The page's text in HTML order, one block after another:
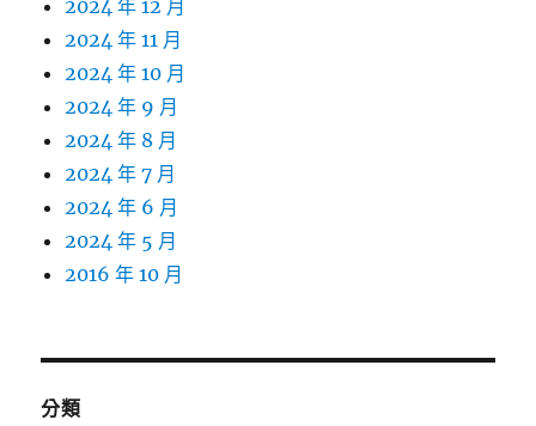
2024 年 12 月
2024 年 11 月
2024 年 10 月
2024 年 9 月
2024 年 8 月
2024 年 7 月
2024 年 6 月
2024 年 5 月
2016 年 10 月
分類